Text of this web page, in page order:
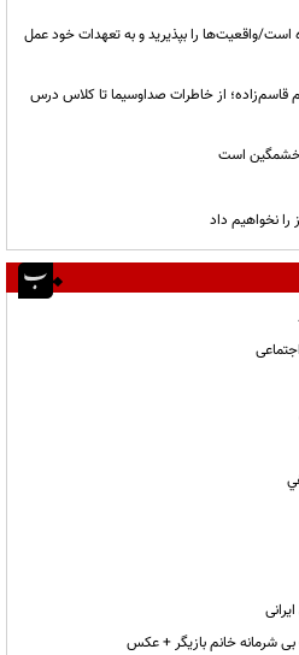
واقعیت‌ها را بپذیرید و به تعهدات خود عمل
قاسم‌زاده؛ از خاطرات صداوسیما تا کلاس درس
خشمگین است
نخواهیم داد
شرمانه خانم بازیگر + عکس